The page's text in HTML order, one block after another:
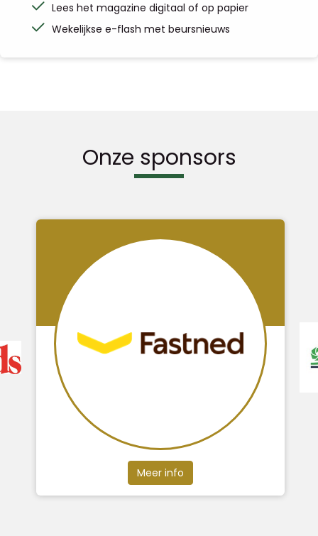
Lees het magazine digitaal of op papier
Wekelijkse e-flash met beursnieuws
Onze sponsors
Meer info